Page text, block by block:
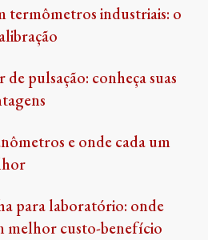
termômetros industriais: o
pulsação: conheça suas
e onde cada um
para laboratório: onde
melhor custo-benefício